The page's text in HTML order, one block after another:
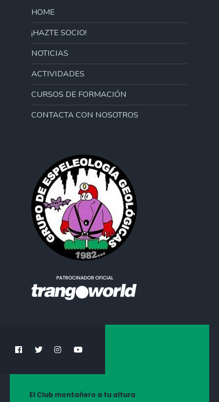
HOME
¡HAZTE SOCIO!
NOTICIAS
ACTIVIDADES
CURSOS DE FORMACIÓN
CONTACTA CON NOSOTROS
El Club montañero a tu altura